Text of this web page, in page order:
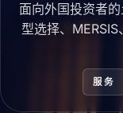
面向外国投资者
型选择、
服务